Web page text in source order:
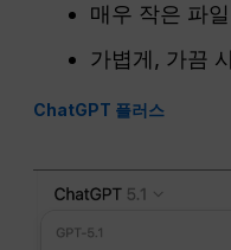
매우 작은 파
가볍게, 가끔
ChatGPT 플러스